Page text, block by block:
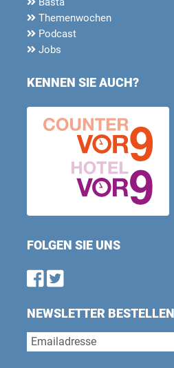
Themenwochen
Podcast
Jobs
KENNEN SIE AUCH?
FOLGEN SIE UNS
Find us on
Follow us on
NEWSLETTER BESTELLEN